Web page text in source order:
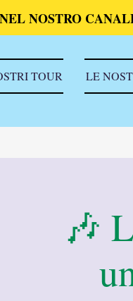
NOSTRO
TOUR LE
🎶